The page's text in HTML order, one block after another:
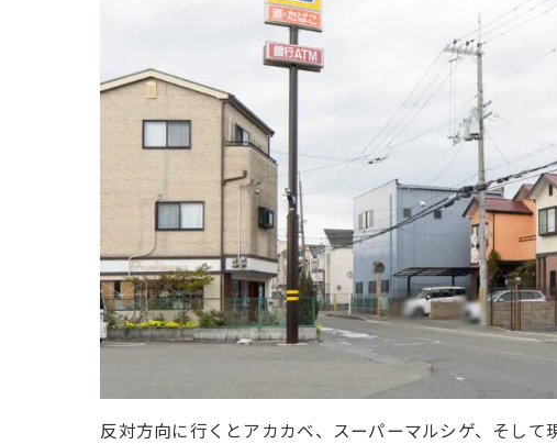
反対方向に行くとアカカベ、スーパーマルシゲ、そして